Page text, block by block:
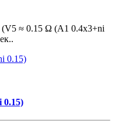
≈ 0.15 Ω (A1 0.4x3+ni
0.15)